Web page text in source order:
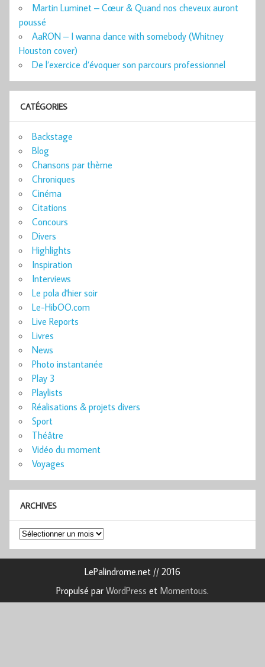
Martin Luminet – Cœur & Quand nos cheveux auront
poussé
AaRON – I wanna dance with somebody (Whitney
Houston cover)
De l’exercice d’évoquer son parcours professionnel
CATÉGORIES
Backstage
Blog
Chansons par thème
Chroniques
Cinéma
Citations
Concours
Divers
Highlights
Inspiration
Interviews
Le pola d'hier soir
Le-HibOO.com
Live Reports
Livres
News
Photo instantanée
Play 3
Playlists
Réalisations & projets divers
Sport
Théâtre
Vidéo du moment
Voyages
ARCHIVES
Archives
LePalindrome.net // 2016
Propulsé par WordPress et Momentous.